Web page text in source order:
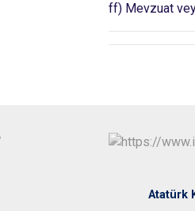
ff) Mevzuat
Atatürk